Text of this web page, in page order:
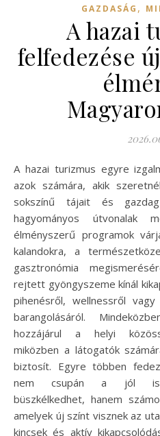
GAZDASÁG ,
A hazai
felfedezése
A hazai turizmus egyre izgalmasabb lehetőségeket kínál
azok számára, akik
sokszínű tájait és
hagyományos útvonalak
élményszerű programok
kalandokra, a
gasztronómia
rejtett gyöngyszeme kínál
pihenésről, wellnessről
barangolásáról.
hozzájárul a helyi
miközben a látogatók
biztosít. Egyre többen
nem csupán a jól
büszkélkedhet, hanem
amelyek új színt visznek az
kincsek és aktív